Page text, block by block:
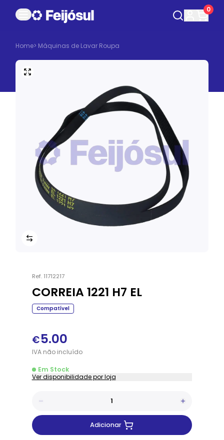
0
Home> Máquinas de Lavar Roupa
Ref. 11712217
CORREIA 1221 H7 EL
Compatível
€5.00
IVAnãoincluído
Em Stock
Ver disponibilidade por loja
Adicionar